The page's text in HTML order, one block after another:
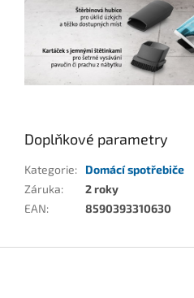
Doplňkové parametry
Kategorie:
Domácí spotřebiče
Záruka:
2 roky
EAN: 8590393310630